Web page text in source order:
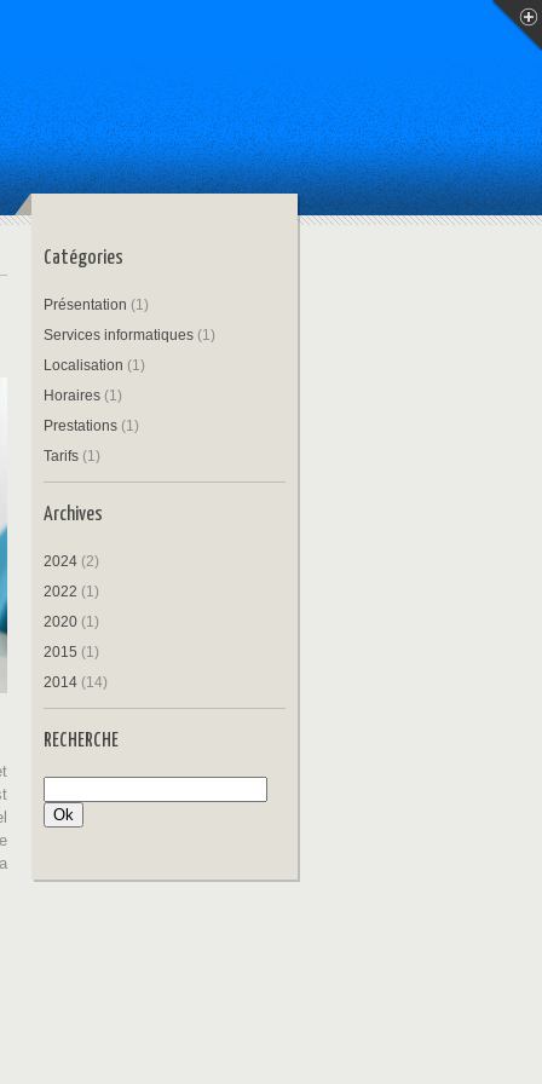
Catégories
Présentation (1)
Services informatiques (1)
Localisation (1)
Horaires (1)
Prestations (1)
Tarifs (1)
Archives
2024 (2)
2022 (1)
2020 (1)
2015 (1)
2014 (14)
RECHERCHE